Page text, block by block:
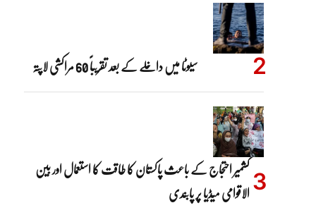
سیوٹا میں داخلے کے بعد تقریباً 60 مراکشی لاپتہ
کشمیر احتجاج کے باعث پاکستان کا طاقت کا استعمال اور بین
الاقوامی میڈیا پر پابندی